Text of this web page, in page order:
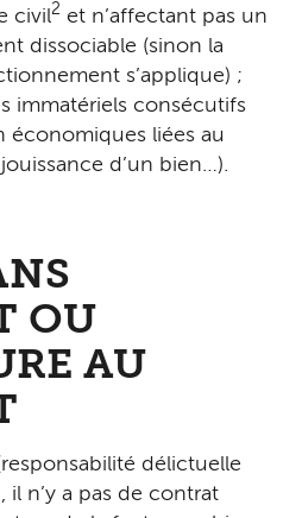
civil2 et n’affectant pas un
dissociable (sinon la
s’applique) ;
immatériels consécutifs
économiques liées au
d’un bien…).
OU
AU
délictuelle
n’y a pas de contrat